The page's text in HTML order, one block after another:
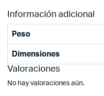
Información adicional
Peso
Dimensiones
Valoraciones
No hay valoraciones aún.